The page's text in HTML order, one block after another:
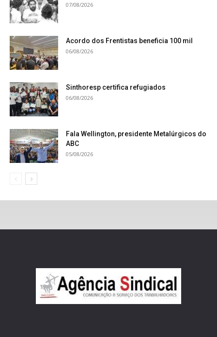
07/08/2026
Acordo dos Frentistas beneficia 100 mil
06/08/2026
Sinthoresp certifica refugiados
06/08/2026
Fala Wellington, presidente Metalúrgicos do
ABC
05/08/2026